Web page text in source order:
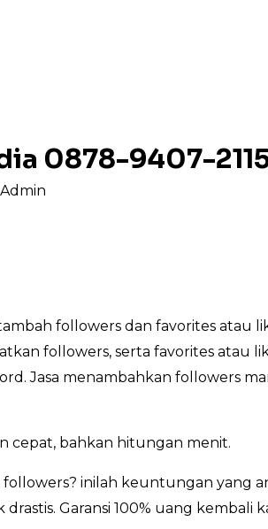
0878-9407-
followers dan favorites
followers, serta favorites atau
Jasa menambahkan followers
cepat, bahkan hitungan menit.
inilah keuntungan yang
Garansi 100% uang kembali